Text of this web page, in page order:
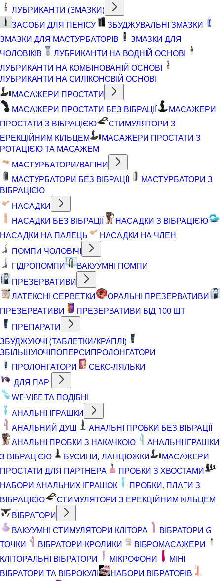
ЛУБРИКАНТИ (ЗМАЗКИ)
ЗАСОБИ ДЛЯ ПЕНІСУ
ЗБУДЖУВАЛЬНІ ЗМАЗКИ
ЗМАЗКИ ДЛЯ МАСТУРБАТОРІВ
ЗМАЗКИ ДЛЯ
ЧОЛОВІКІВ
ЛУБРИКАНТИ НА ВОДНІЙ ОСНОВІ
ЛУБРИКАНТИ НА КОМБІНОВАНІЙ ОСНОВІ
ЛУБРИКАНТИ НА СИЛІКОНОВІЙ ОСНОВІ
МАСАЖЕРИ ПРОСТАТИ
МАСАЖЕРИ ПРОСТАТИ БЕЗ ВІБРАЦІЇ
МАСАЖЕРИ
ПРОСТАТИ З ВІБРАЦІЄЮ
СТИМУЛЯТОРИ З
ЕРЕКЦІЙНИМ КІЛЬЦЕМ
МАСАЖЕРИ ПРОСТАТИ З
РОТАЦІЄЮ ТА МАСАЖЕМ
МАСТУРБАТОРИ/ВАГІНИ
МАСТУРБАТОРИ БЕЗ ВІБРАЦІЇ
МАСТУРБАТОРИ З
ВІБРАЦІЄЮ
НАСАДКИ
НАСАДКИ БЕЗ ВІБРАЦІЇ
НАСАДКИ З ВІБРАЦІЄЮ
НАСАДКИ НА ПАЛЕЦЬ
НАСАДКИ НА ЧЛЕН
ПОМПИ ЧОЛОВІЧІ
ГІДРОПОМПИ
ВАКУУМНІ ПОМПИ
ПРЕЗЕРВАТИВИ
ЛАТЕКСНІ СЕРВЕТКИ
ОРАЛЬНІ ПРЕЗЕРВАТИВИ
ПРЕЗЕРВАТИВИ
ПРЕЗЕРВАТИВИ ВІД 100 ШТ
ПРЕПАРАТИ
ЗБУДЖУЮЧІ (ТАБЛЕТКИ/КРАПЛІ)
ЗБІЛЬШУЮЧІПОПЕРСИПРОЛОНГАТОРИ
ПРОЛОНГАТОРИ
СЕКС-ЛЯЛЬКИ
ДЛЯ ПАР
WE-VIBE ТА ПОДІБНІ
АНАЛЬНІ ІГРАШКИ
АНАЛЬНИЙ ДУШ
АНАЛЬНІ ПРОБКИ БЕЗ ВІБРАЦІЇ
АНАЛЬНІ ПРОБКИ З НАКАЧКОЮ
АНАЛЬНІ ІГРАШКИ
З ВІБРАЦІЄЮ
БУСИНИ, ЛАНЦЮЖКИ
МАСАЖЕРИ
ПРОСТАТИ ДЛЯ ПАРТНЕРА
ПРОБКИ З ХВОСТАМИ
НАБОРИ АНАЛЬНИХ ІГРАШОК
ПРОБКИ, ПЛАГИ З
ВІБРАЦІЄЮ
СТИМУЛЯТОРИ З ЕРЕКЦІЙНИМ КІЛЬЦЕМ
ВІБРАТОРИ
ВАКУУМНІ СТИМУЛЯТОРИ КЛІТОРА
ВІБРАТОРИ G
ТОЧКИ
ВІБРАТОРИ-КРОЛИКИ
ВІБРОМАСАЖЕРИ
КЛІТОРАЛЬНІ ВІБРАТОРИ
МІКРОФОНИ
МІНІ
ВІБРАТОРИ ТА ВІБРОКУЛІ
НАБОРИ ВІБРАТОРІВ